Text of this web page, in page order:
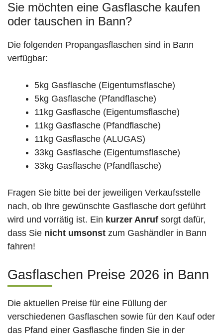
Sie möchten eine Gasflasche kaufen
oder tauschen in Bann?
Die folgenden Propangasflaschen sind in Bann
verfügbar:
5kg Gasflasche (Eigentumsflasche)
5kg Gasflasche (Pfandflasche)
11kg Gasflasche (Eigentumsflasche)
11kg Gasflasche (Pfandflasche)
11kg Gasflasche (ALUGAS)
33kg Gasflasche (Eigentumsflasche)
33kg Gasflasche (Pfandflasche)
Fragen Sie bitte bei der jeweiligen Verkaufsstelle
nach, ob Ihre gewünschte Gasflasche dort geführt
wird und vorrätig ist. Ein kurzer Anruf sorgt dafür,
dass Sie nicht umsonst zum Gashändler in Bann
fahren!
Gasflaschen Preise 2026 in Bann
Die aktuellen Preise für eine Füllung der
verschiedenen Gasflaschen sowie für den Kauf oder
das Pfand einer Gasflasche finden Sie in der